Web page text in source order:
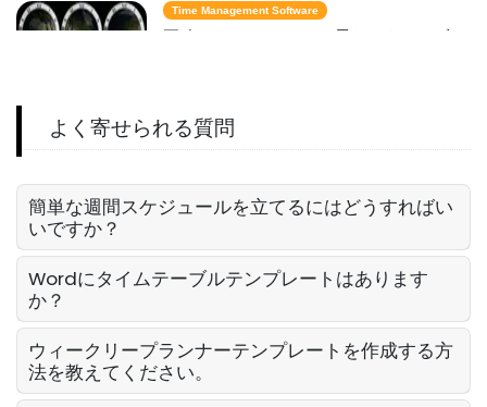
Michelle Jaco Oct 12, 2020
時間追跡が生産性を向上させる方法
Scheduling
作業スケジュール作成
Time Management Software
正確なタイムクロック-異なるタイムゾーン
起業家向けの最高の時間管理アプリ：これ
らのアプリで一日を合理化
週間スケジュールテンプレート Excel-
Excel で週間スケジュールを作成する
Sanchari Chatterjee
よく寄せられる質問
簡単な週間スケジュールを立てるにはどうすればい
いですか？
Wordにタイムテーブルテンプレートはあります
か？
ウィークリープランナーテンプレートを作成する方
法を教えてください。